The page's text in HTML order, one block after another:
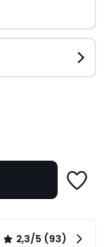
liste
2,3/5 (93)